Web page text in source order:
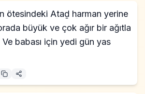
ötesindeki Ataḏ harman yerine
büyük ve çok ağır bir ağıtla
babası için yedi gün yas